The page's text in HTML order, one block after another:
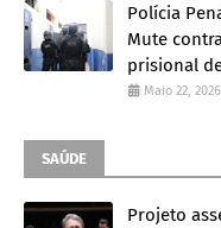
Polícia
Mute
prisional
Maio 22, 2026
SAÚDE
Projeto